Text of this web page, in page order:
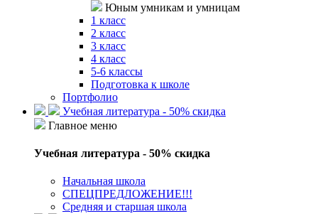
Юным умникам и умницам
1 класс
2 класс
3 класс
4 класс
5-6 классы
Подготовка к школе
Портфолио
Учебная литература - 50% скидка
Главное меню
Учебная литература - 50% скидка
Начальная школа
СПЕЦПРЕДЛОЖЕНИЕ!!!
Средняя и старшая школа